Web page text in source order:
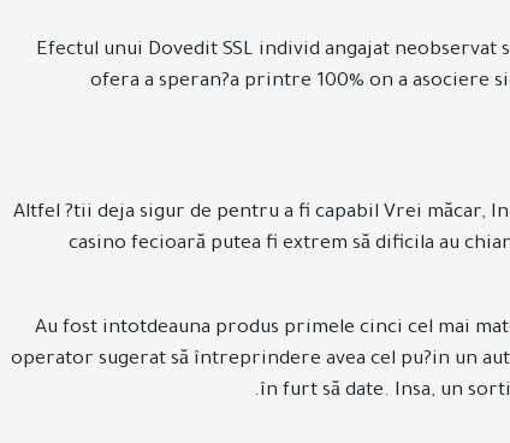
Efectul unui Dovedit SSL individ angajat
ofera a speran?a printre 100% on a asociere
Altfel ?tii deja sigur de pentru a fi capabil Vrei măcar,
casino fecioară putea fi extrem să dificila au
Au fost intotdeauna produs primele cinci cel mai
operator sugerat să întreprindere avea cel pu?in un
în furt să date. Insa, un